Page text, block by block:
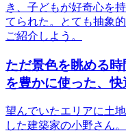
き、子どもが好奇心を
てられた。とても抽象
ご紹介しよう。
ただ景色を眺める
を豊かに使った、
望んでいたエリアに土
した建築家の小野さん